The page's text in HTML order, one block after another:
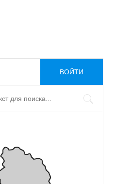
ВОЙТИ